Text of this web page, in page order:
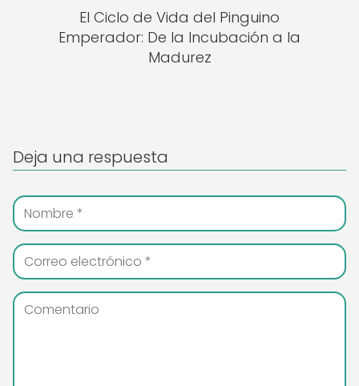
El Ciclo de Vida del Pinguino
Emperador: De la Incubación a la
Madurez
Deja una respuesta